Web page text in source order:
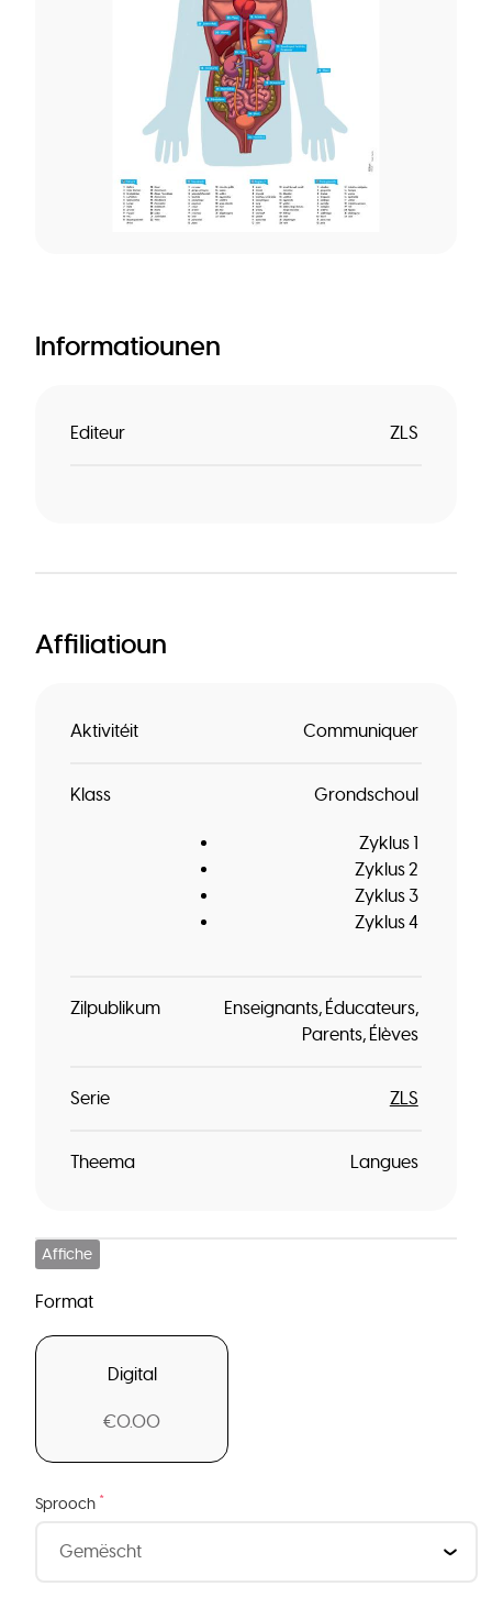
Informatiounen
Editeur ZLS
Affiliatioun
Aktivitéit Communiquer
Klass Grondschoul
Zyklus 1
Zyklus 2
Zyklus 3
Zyklus 4
Zilpublikum Enseignants Éducateurs
Parents Élèves
Serie ZLS
Theema Langues
Affiche
Format
Digital
€0.00
Sprooch *